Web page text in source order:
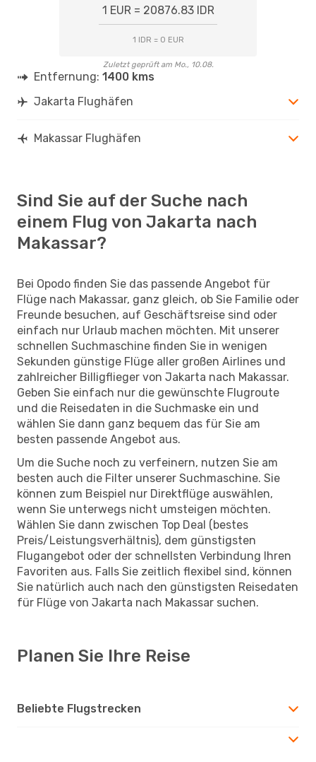
1 EUR = 20876.83 IDR
1 IDR = 0 EUR
Zuletzt geprüft am Mo., 10.08.
Entfernung: 1400 kms
Jakarta Flughäfen
Makassar Flughäfen
Sind Sie auf der Suche nach
einem Flug von Jakarta nach
Makassar?
Bei Opodo finden Sie das passende Angebot für
Flüge nach Makassar, ganz gleich, ob Sie Familie oder
Freunde besuchen, auf Geschäftsreise sind oder
einfach nur Urlaub machen möchten. Mit unserer
schnellen Suchmaschine finden Sie in wenigen
Sekunden günstige Flüge aller großen Airlines und
zahlreicher Billigflieger von Jakarta nach Makassar.
Geben Sie einfach nur die gewünschte Flugroute
und die Reisedaten in die Suchmaske ein und
wählen Sie dann ganz bequem das für Sie am
besten passende Angebot aus.
Um die Suche noch zu verfeinern, nutzen Sie am
besten auch die Filter unserer Suchmaschine. Sie
können zum Beispiel nur Direktflüge auswählen,
wenn Sie unterwegs nicht umsteigen möchten.
Wählen Sie dann zwischen Top Deal (bestes
Preis/Leistungsverhältnis), dem günstigsten
Flugangebot oder der schnellsten Verbindung Ihren
Favoriten aus. Falls Sie zeitlich flexibel sind, können
Sie natürlich auch nach den günstigsten Reisedaten
für Flüge von Jakarta nach Makassar suchen.
Planen Sie Ihre Reise
Beliebte Flugstrecken